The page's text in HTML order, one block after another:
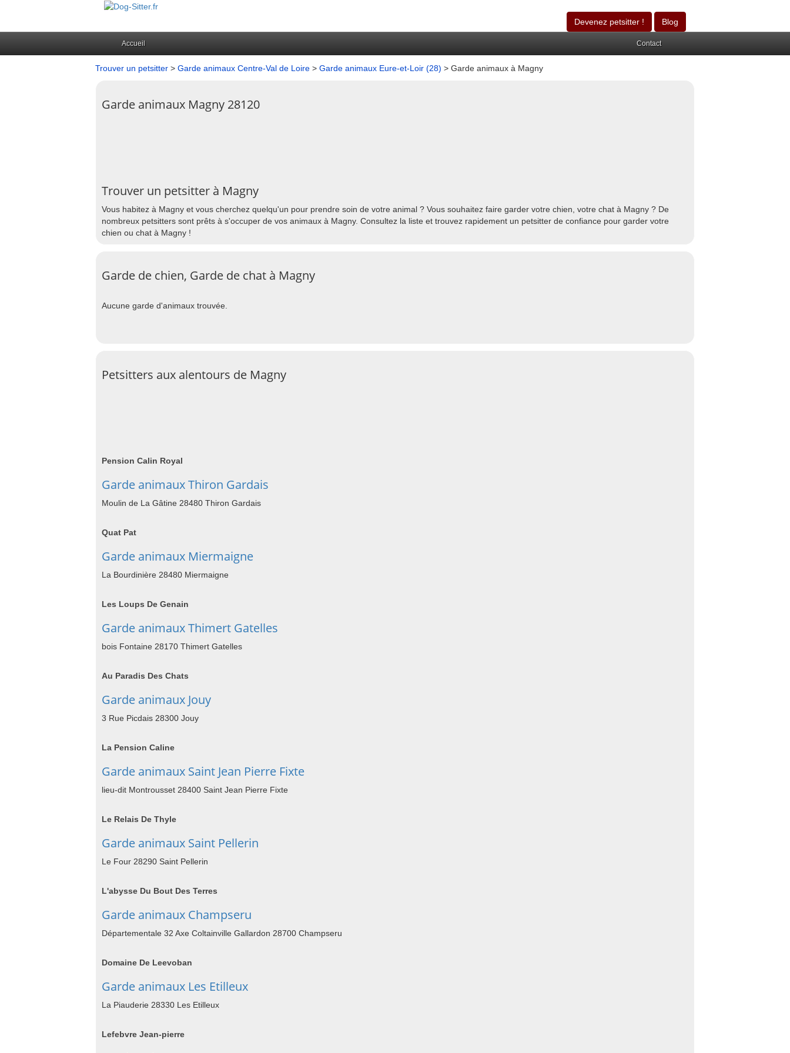
Devenez petsitter ! Blog
Accueil Contact
Trouver un petsitter > Garde animaux Centre-Val de Loire > Garde animaux Eure-et-Loir (28) > Garde animaux à Magny
Garde animaux Magny 28120
Trouver un petsitter à Magny
Vous habitez à Magny et vous cherchez quelqu'un pour prendre soin de votre animal ? Vous souhaitez faire garder votre chien, votre chat à Magny ? De
nombreux petsitters sont prêts à s'occuper de vos animaux à Magny. Consultez la liste et trouvez rapidement un petsitter de confiance pour garder votre
chien ou chat à Magny !
Garde de chien, Garde de chat à Magny
Aucune garde d'animaux trouvée.
Petsitters aux alentours de Magny
Pension Calin Royal
Garde animaux Thiron Gardais
Moulin de La Gâtine 28480 Thiron Gardais
Quat Pat
Garde animaux Miermaigne
La Bourdinière 28480 Miermaigne
Les Loups De Genain
Garde animaux Thimert Gatelles
bois Fontaine 28170 Thimert Gatelles
Au Paradis Des Chats
Garde animaux Jouy
3 Rue Picdais 28300 Jouy
La Pension Caline
Garde animaux Saint Jean Pierre Fixte
lieu-dit Montrousset 28400 Saint Jean Pierre Fixte
Le Relais De Thyle
Garde animaux Saint Pellerin
Le Four 28290 Saint Pellerin
L'abysse Du Bout Des Terres
Garde animaux Champseru
Départementale 32 Axe Coltainville Gallardon 28700 Champseru
Domaine De Leevoban
Garde animaux Les Etilleux
La Piauderie 28330 Les Etilleux
Lefebvre Jean-pierre